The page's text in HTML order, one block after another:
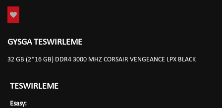
GYSGA TESWIRLEME
32 GB (2*16 GB) DDR4 3000 MHZ CORSAIR VENGEANCE LPX BLACK
TESWIRLEME
Esasy: